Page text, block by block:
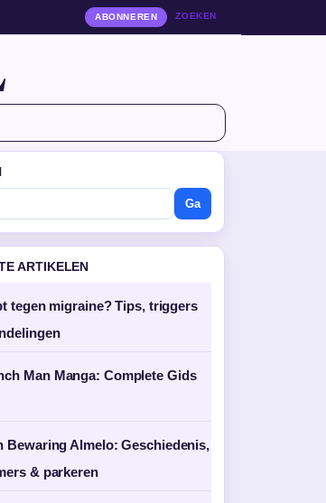
ABONNEREN ZOEKEN
Ga
ARTIKELEN
tegen migraine? Tips, triggers
Man Manga: Complete Gids
Bewaring Almelo: Geschiedenis,
& parkeren